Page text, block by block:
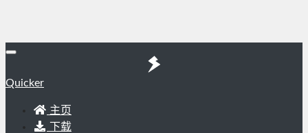
Quicker
主页
下载